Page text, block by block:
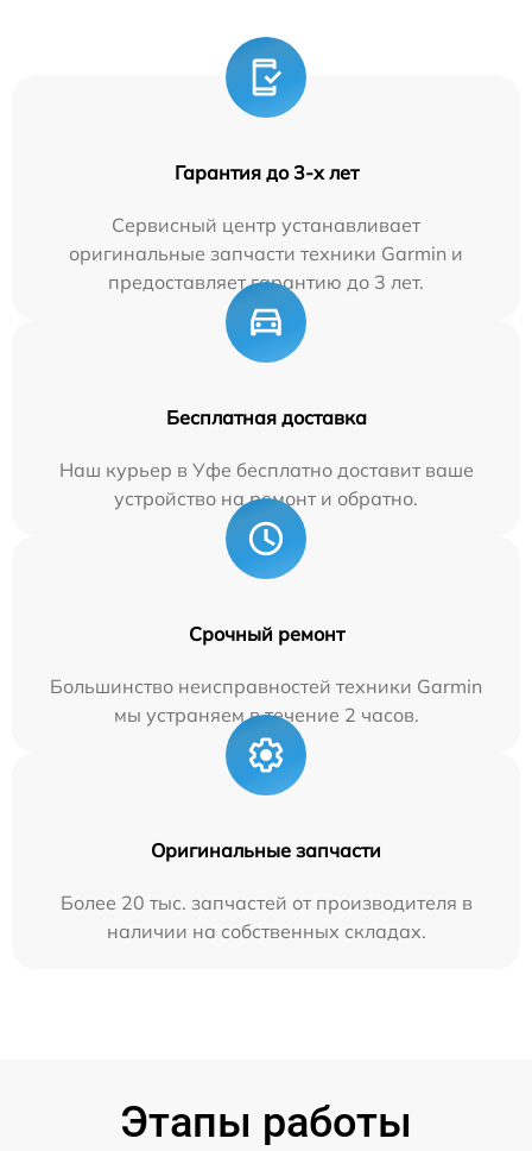
Гарантия до 3-х лет
Сервисный центр устанавливает
оригинальные запчасти техники Garmin и
предоставляет гарантию до 3 лет.
Бесплатная доставка
Наш курьер в Уфе бесплатно доставит ваше
устройство на ремонт и обратно.
Срочный ремонт
Большинство неисправностей техники Garmin
мы устраняем в течение 2 часов.
Оригинальные запчасти
Более 20 тыс. запчастей от производителя в
наличии на собственных складах.
Этапы работы